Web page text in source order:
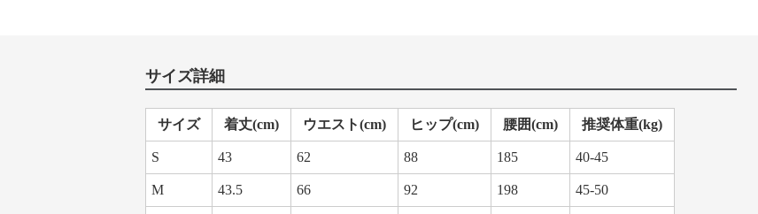
サイズ詳細
サイズ 着丈(cm) ウエスト(cm) ヒップ(cm) 腰囲(cm) 推奨体重(kg)
S 43 62 88 185 40-45
M 43.5 66 92 198 45-50